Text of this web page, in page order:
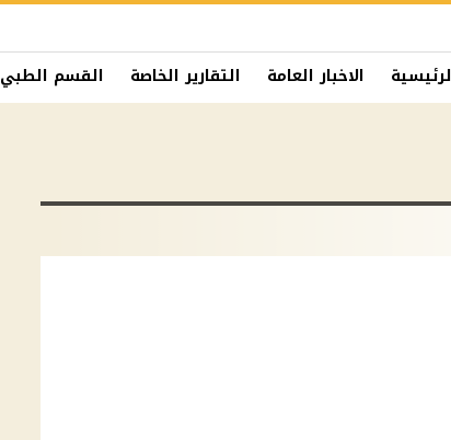
الاخبار العامة التقارير الخاصة القسم الطبي